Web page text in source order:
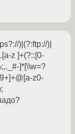
)|(?:ftp://)|
z ]+(?::[0-
]*[\\w=?
z0-